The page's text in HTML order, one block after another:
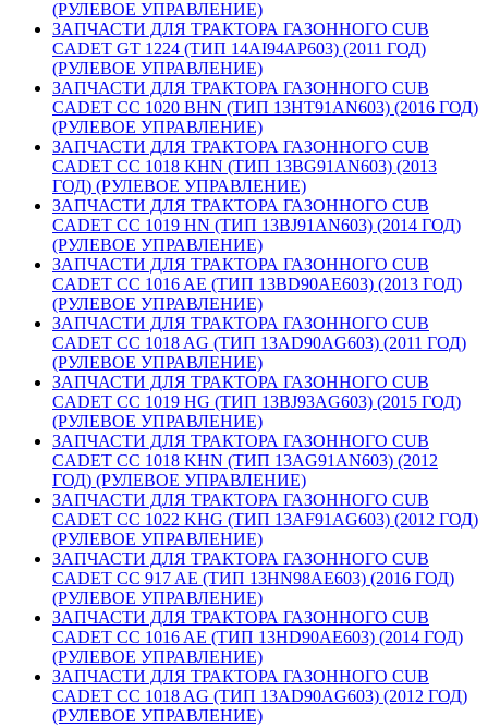
(РУЛЕВОЕ УПРАВЛЕНИЕ)
ЗАПЧАСТИ ДЛЯ ТРАКТОРА ГАЗОННОГО CUB
CADET GT 1224 (ТИП 14AI94AP603) (2011 ГОД)
(РУЛЕВОЕ УПРАВЛЕНИЕ)
ЗАПЧАСТИ ДЛЯ ТРАКТОРА ГАЗОННОГО CUB
CADET CC 1020 BHN (ТИП 13HT91AN603) (2016 ГОД)
(РУЛЕВОЕ УПРАВЛЕНИЕ)
ЗАПЧАСТИ ДЛЯ ТРАКТОРА ГАЗОННОГО CUB
CADET CC 1018 KHN (ТИП 13BG91AN603) (2013
ГОД) (РУЛЕВОЕ УПРАВЛЕНИЕ)
ЗАПЧАСТИ ДЛЯ ТРАКТОРА ГАЗОННОГО CUB
CADET CC 1019 HN (ТИП 13BJ91AN603) (2014 ГОД)
(РУЛЕВОЕ УПРАВЛЕНИЕ)
ЗАПЧАСТИ ДЛЯ ТРАКТОРА ГАЗОННОГО CUB
CADET CC 1016 AE (ТИП 13BD90AE603) (2013 ГОД)
(РУЛЕВОЕ УПРАВЛЕНИЕ)
ЗАПЧАСТИ ДЛЯ ТРАКТОРА ГАЗОННОГО CUB
CADET CC 1018 AG (ТИП 13AD90AG603) (2011 ГОД)
(РУЛЕВОЕ УПРАВЛЕНИЕ)
ЗАПЧАСТИ ДЛЯ ТРАКТОРА ГАЗОННОГО CUB
CADET CC 1019 HG (ТИП 13BJ93AG603) (2015 ГОД)
(РУЛЕВОЕ УПРАВЛЕНИЕ)
ЗАПЧАСТИ ДЛЯ ТРАКТОРА ГАЗОННОГО CUB
CADET CC 1018 KHN (ТИП 13AG91AN603) (2012
ГОД) (РУЛЕВОЕ УПРАВЛЕНИЕ)
ЗАПЧАСТИ ДЛЯ ТРАКТОРА ГАЗОННОГО CUB
CADET CC 1022 KHG (ТИП 13AF91AG603) (2012 ГОД)
(РУЛЕВОЕ УПРАВЛЕНИЕ)
ЗАПЧАСТИ ДЛЯ ТРАКТОРА ГАЗОННОГО CUB
CADET CC 917 AE (ТИП 13HN98AE603) (2016 ГОД)
(РУЛЕВОЕ УПРАВЛЕНИЕ)
ЗАПЧАСТИ ДЛЯ ТРАКТОРА ГАЗОННОГО CUB
CADET CC 1016 AE (ТИП 13HD90AE603) (2014 ГОД)
(РУЛЕВОЕ УПРАВЛЕНИЕ)
ЗАПЧАСТИ ДЛЯ ТРАКТОРА ГАЗОННОГО CUB
CADET CC 1018 AG (ТИП 13AD90AG603) (2012 ГОД)
(РУЛЕВОЕ УПРАВЛЕНИЕ)